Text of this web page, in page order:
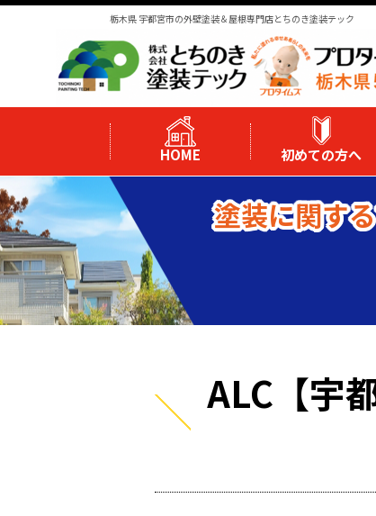
栃木県 宇都宮市の外壁塗装＆屋根専門店とちのき塗装テック
HOME 初めての方へ
塗装に関す
ALC【宇